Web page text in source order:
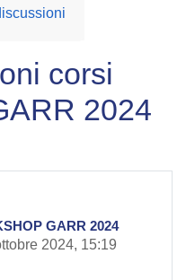
corsi
2024
GARR 2024
2024, 15:19